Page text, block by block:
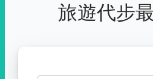
旅遊代步